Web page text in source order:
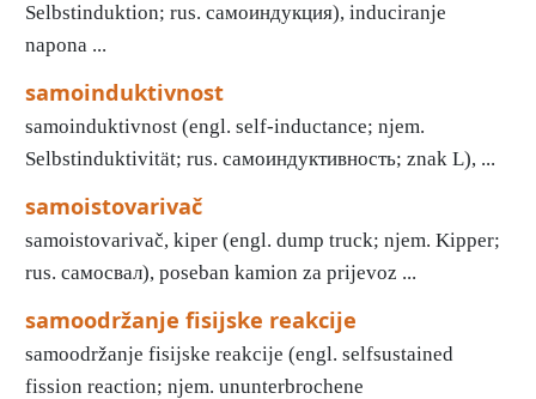
Selbstinduktion; rus. самоиндукция), induciranje
napona ...
samoinduktivnost
samoinduktivnost (engl. self-inductance; njem.
Selbstinduktivität; rus. самоиндуктивность; znak L), ...
samoistovarivač
samoistovarivač, kiper (engl. dump truck; njem. Kipper;
rus. самосвал), poseban kamion za prijevoz ...
samoodržanje fisijske reakcije
samoodržanje fisijske reakcije (engl. selfsustained
fission reaction; njem. ununterbrochene